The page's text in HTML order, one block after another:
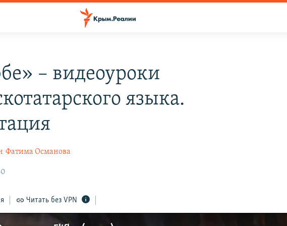
– видеоуроки
языка.
Фатима Османова
Читать без VPN